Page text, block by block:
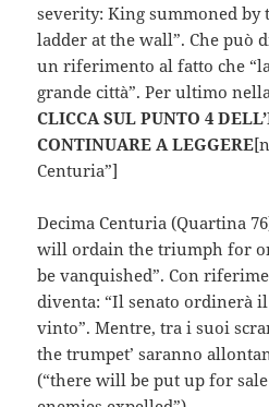
severity: King summoned by
ladder at the wall”. Che può
un riferimento al fatto che
grande città”. Per ultimo
CLICCA SUL PUNTO 4
CONTINUARE A LEGGERE
Centuria”]
Decima Centuria (Quartina
will ordain the triumph for
be vanquished”. Con
diventa: “Il senato ordinerà
vinto”. Mentre, tra i suoi
the trumpet’ saranno
(“there will be put up for